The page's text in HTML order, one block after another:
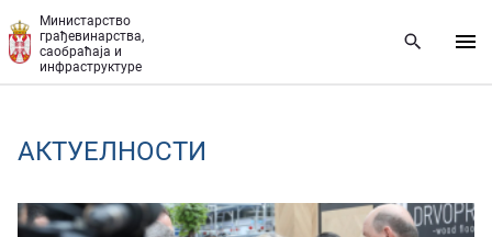
Министарство
грађевинарства,
саобраћаја и
инфраструктуре
AКТУЕЛНОСТИ
PAGES